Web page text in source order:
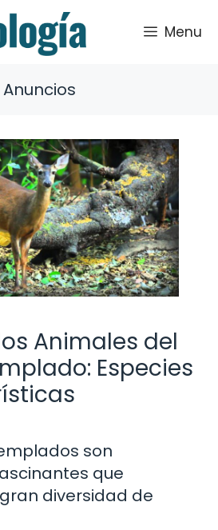
Menu
Anuncios
Animales del
Especies
son
que
diversidad de